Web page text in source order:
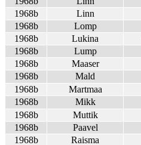
1968b
Linn
1968b
Lomp
1968b
Lukina
1968b
Lump
1968b
Maaser
1968b
Mald
1968b
Martmaa
1968b
Mikk
1968b
Muttik
1968b
Paavel
1968b
Raisma